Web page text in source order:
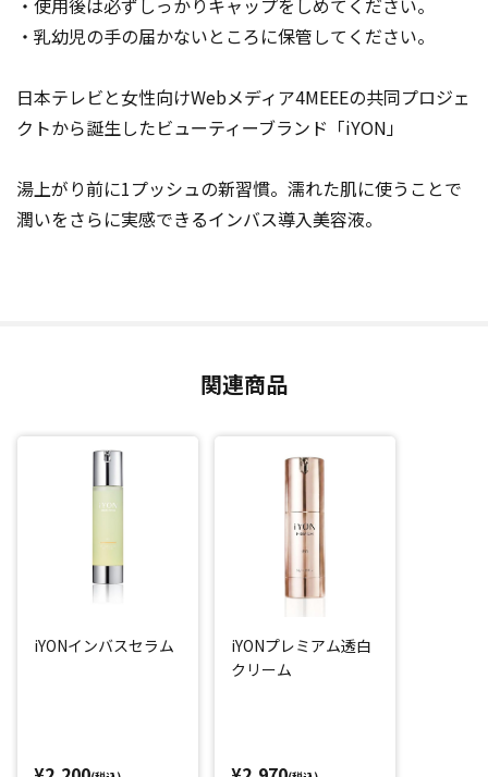
・使用後は必ずしっかりキャップをしめてください。
・乳幼児の手の届かないところに保管してください。
日本テレビと女性向けWebメディア4MEEEの共同プロジェ
クトから誕生したビューティーブランド「iYON」
湯上がり前に1プッシュの新習慣。濡れた肌に使うことで
潤いをさらに実感できるインバス導入美容液。
関連商品
iYONインバスセラム
iYONプレミアム透白
クリーム